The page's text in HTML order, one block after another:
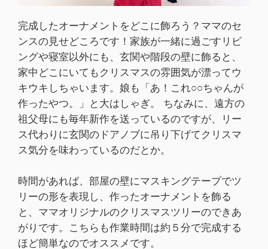
完成したオーナメントをどこに飾ろう？ママのセ
ンスの見せどころです！家族が一緒に過ごすリビ
ングや寝室以外にも、玄関や階段の壁に飾ると、
家中どこにいてもクリスマスの雰囲気が漂ってウ
キウキしちゃいます。娘も「あ！これ○○ちゃんが
作ったやつ。」と大はしゃぎ。 ちなみに、遠方の
祖父母にも毎年新作を送っているのですが、リー
ス代わりに玄関のドアノブに吊り下げてクリスマ
ス気分を味わっているのだとか。
時間があれば、部屋の壁にマスキングテープでツ
リーの形を表現し、作ったオーナメントを飾る
と、ママオリジナルのクリスマスツリーのできあ
がりです。こちらも作業時間は約５分で完成する
ほど簡単なのでオススメです。